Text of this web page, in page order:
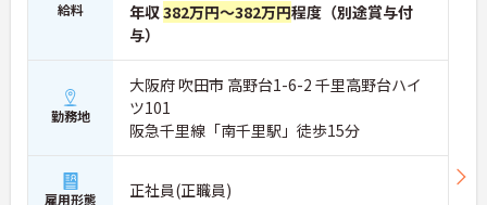
給料
年収382万円～382万円程度（別途賞与付
与）
勤務地
大阪府 吹田市 高野台1-6-2 千里高野台ハイ
ツ101
阪急千里線「南千里駅」徒歩15分
雇用形態 正社員(正職員)